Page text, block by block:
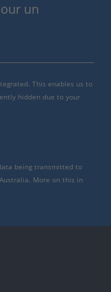
un
This enables us to
hidden due to your
being transmitted to
More on this in